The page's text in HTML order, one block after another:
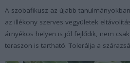
A szobafikusz az újabb
az illékony szerves vegyületek
árnyékos helyen is jól fejlődik, nem
teraszon is tartható. Tolerálja a